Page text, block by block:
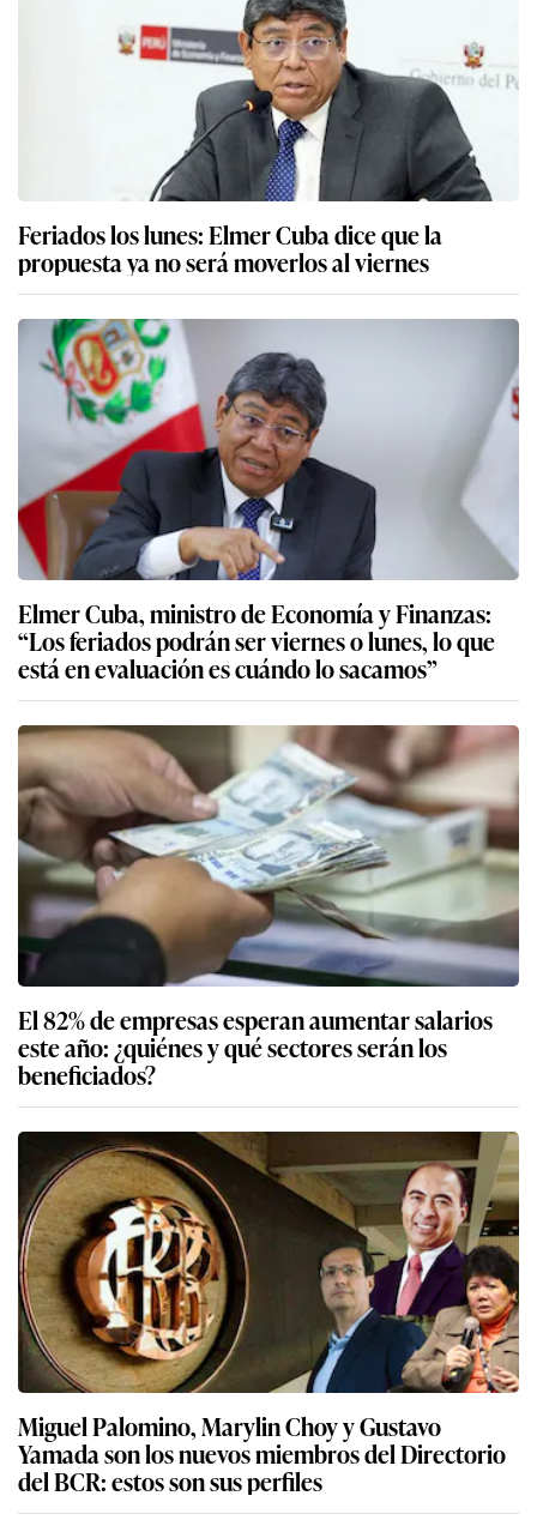
Feriados los lunes: Elmer Cuba dice que la
propuesta ya no será moverlos al viernes
Elmer Cuba, ministro de Economía y Finanzas:
“Los feriados podrán ser viernes o lunes, lo que
está en evaluación es cuándo lo sacamos”
El 82% de empresas esperan aumentar salarios
este año: ¿quiénes y qué sectores serán los
beneficiados?
Miguel Palomino, Marylin Choy y Gustavo
Yamada son los nuevos miembros del Directorio
del BCR: estos son sus perfiles